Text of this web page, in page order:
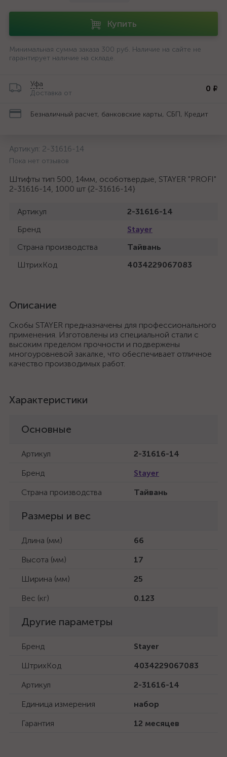
Купить
Минимальная сумма заказа 300 руб. Наличие на сайте не
гарантирует наличие на складе.
Уфа
Доставка от
0 ₽
Безналичный расчет, банковские карты, СБП, Кредит
Артикул: 2-31616-14
Пока нет отзывов
Штифты тип 500, 14мм, особотвердые, STAYER "PROFI"
2-31616-14, 1000 шт {2-31616-14}
Артикул
2-31616-14
Бренд
Stayer
Страна производства
Тайвань
ШтрихКод
4034229067083
Описание
Скобы STAYER предназначены для профессионального
применения. Изготовлены из специальной стали с
высоким пределом прочности и подвержены
многоуровневой закалке, что обеспечивает отличное
качество производимых работ.
Характеристики
Основные
Артикул
2-31616-14
Бренд
Stayer
Страна производства
Тайвань
Размеры и вес
Длина (мм)
66
Высота (мм)
17
Ширина (мм)
25
Вес (кг)
0.123
Другие параметры
Бренд
Stayer
ШтрихКод
4034229067083
Артикул
2-31616-14
Единица измерения
набор
Гарантия
12 месяцев